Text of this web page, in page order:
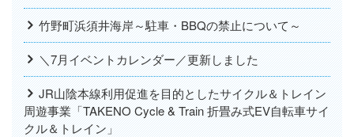
竹野町浜須井海岸～駐車・BBQの禁止について～
＼7月イベントカレンダー／更新しました
JR山陰本線利用促進を目的としたサイクル＆トレイン
周遊事業「TAKENO Cycle & Train 折畳み式EV自転車サイ
クル＆トレイン」